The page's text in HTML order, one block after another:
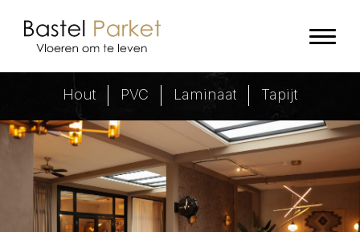
Showroom - Bastel Parket
Hout PVC Laminaat Tapijt